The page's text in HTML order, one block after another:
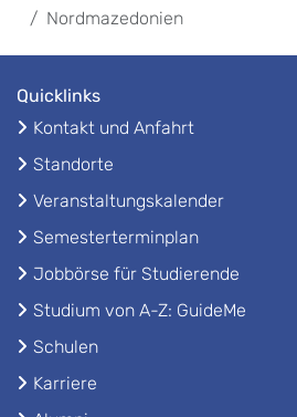
Nordmazedonien
Quicklinks
Kontakt und Anfahrt
Standorte
Veranstaltungskalender
Semesterterminplan
Jobbörse für Studierende
Studium von A-Z: GuideMe
Schulen
Karriere